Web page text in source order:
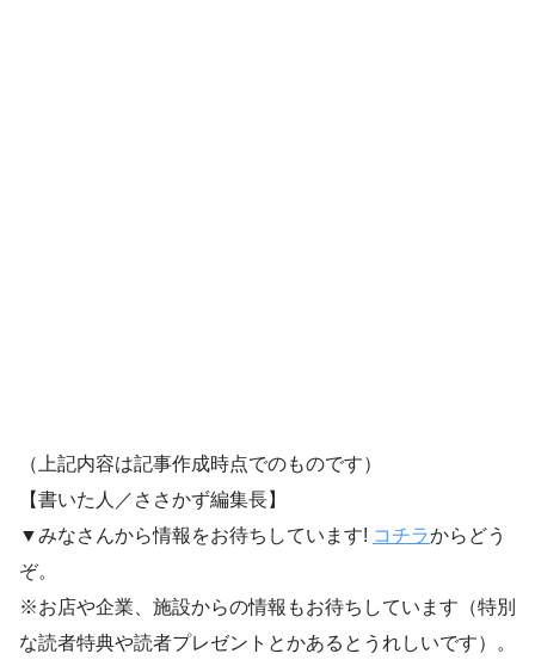
（上記内容は記事作成時点でのものです）
【書いた人／ささかず編集長】
▼みなさんから情報をお待ちしています! コチラからどう
ぞ。
※お店や企業、施設からの情報もお待ちしています（特別
な読者特典や読者プレゼントとかあるとうれしいです）。